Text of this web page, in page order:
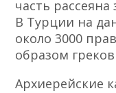
часть
В Турции на
около 3000
образом
Архиерейские